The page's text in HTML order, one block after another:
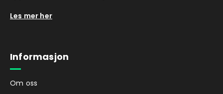
Les mer her
Informasjon
Om oss